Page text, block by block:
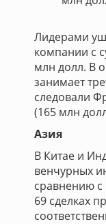
Лидерами
компании с
млн долл. В
занимает
следовали
(165 млн
Азия
В Китае и
венчурных
сравнению
69 сделках